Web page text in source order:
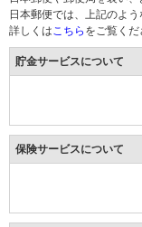
日本郵便では、上記のよ
詳しくは こちらをご覧くだ
貯金サービスについて
保険サービスについて